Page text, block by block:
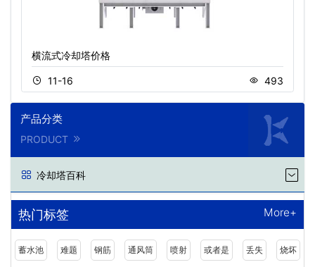
横流式冷却塔价格
11-16 493
产品分类
PRODUCT
冷却塔百科
热门标签 More+
蓄水池 难题 钢筋 通风筒 喷射 或者是 丢失 烧坏